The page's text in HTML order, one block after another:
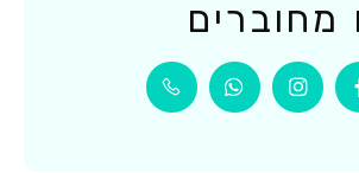
מחוברים